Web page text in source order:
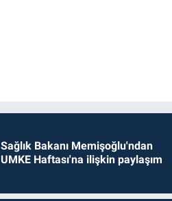
Sağlık Bakanı Memişoğlu'ndan
UMKE Haftası'na ilişkin paylaşım